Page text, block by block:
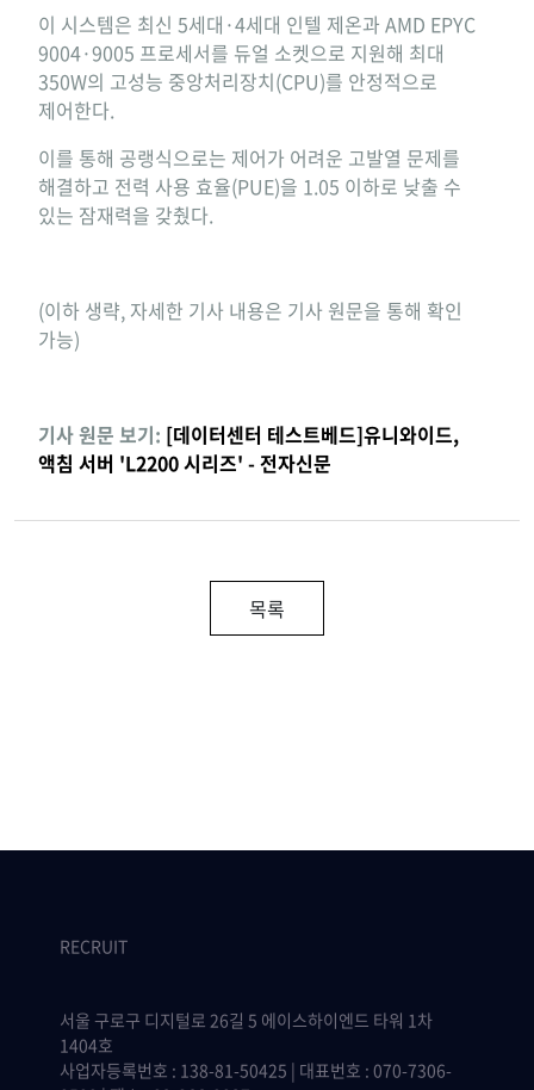
이 시스템은 최신 5세대·4세대 인텔 제온과 AMD EPYC
9004·9005 프로세서를 듀얼 소켓으로 지원해 최대
350W의 고성능 중앙처리장치(CPU)를 안정적으로
제어한다.
이를 통해 공랭식으로는 제어가 어려운 고발열 문제를
해결하고 전력 사용 효율(PUE)을 1.05 이하로 낮출 수
있는 잠재력을 갖췄다.
(이하 생략, 자세한 기사 내용은 기사 원문을 통해 확인
가능)
기사 원문 보기: [데이터센터 테스트베드]유니와이드,
액침 서버 'L2200 시리즈' - 전자신문
목록
RECRUIT
서울 구로구 디지털로 26길 5 에이스하이엔드 타워 1차
1404호
사업자등록번호 : 138-81-50425 | 대표번호 : 070-7306-